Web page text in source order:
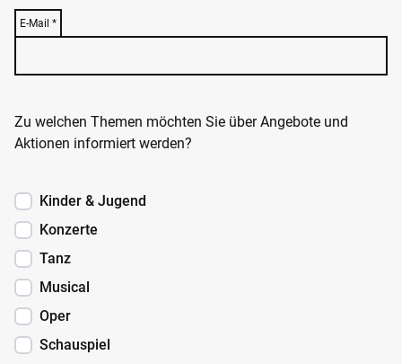
E-Mail *
Zu welchen Themen möchten Sie über Angebote und
Aktionen informiert werden?
Kinder & Jugend
Konzerte
Tanz
Musical
Oper
Schauspiel